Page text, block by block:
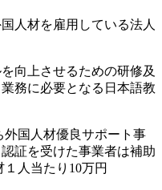
人材を雇用している法人
向上させるための研修及
務に必要となる日本語教
外国人材優良サポート事
証を受けた事業者は補助
人当たり10万円